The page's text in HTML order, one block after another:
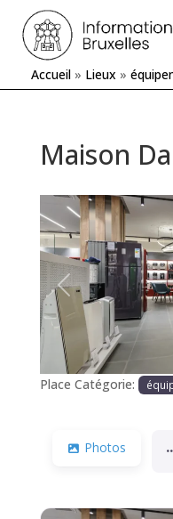
Accueil » Lieux »
Maison
Précédente
Place Catégorie:
Photos